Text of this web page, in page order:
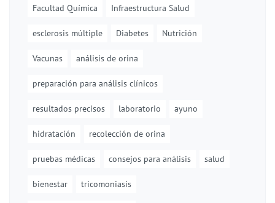
Facultad Química Infraestructura Salud
esclerosis múltiple Diabetes Nutrición
Vacunas análisis de orina
preparación para análisis clínicos
resultados precisos laboratorio ayuno
hidratación recolección de orina
pruebas médicas consejos para análisis salud
bienestar tricomoniasis